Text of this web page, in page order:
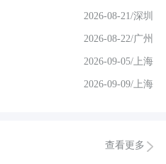
2026-08-21/深圳
2026-08-22/广州
2026-09-05/上海
2026-09-09/上海
查看更多